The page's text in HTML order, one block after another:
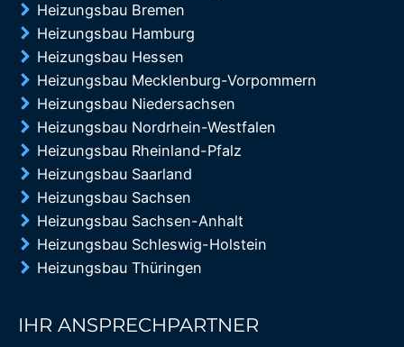
Heizungsbau Bremen
Heizungsbau Hamburg
Heizungsbau Hessen
Heizungsbau Mecklenburg-Vorpommern
Heizungsbau Niedersachsen
Heizungsbau Nordrhein-Westfalen
Heizungsbau Rheinland-Pfalz
Heizungsbau Saarland
Heizungsbau Sachsen
Heizungsbau Sachsen-Anhalt
Heizungsbau Schleswig-Holstein
Heizungsbau Thüringen
IHR ANSPRECHPARTNER